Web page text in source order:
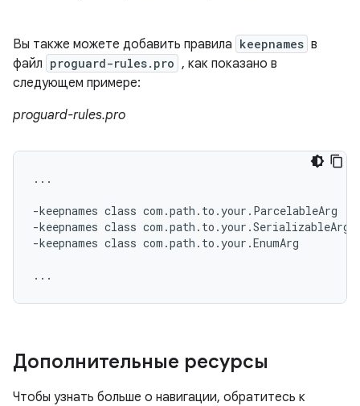
Вы также можете добавить правила keepnames в
файл proguard-rules.pro , как показано в
следующем примере:
proguard-rules.pro
...
-keepnames class com.path.to.your.ParcelableArg
-keepnames class com.path.to.your.SerializableArg
-keepnames class com.path.to.your.EnumArg
Дополнительные ресурсы
Чтобы узнать больше о навигации, обратитесь к